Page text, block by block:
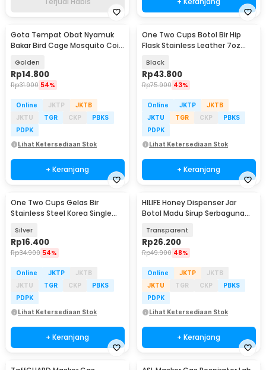
Gota Tempat Obat Nyamuk
Bakar Bird Cage Mosquito Coil
Golden
Rp14.800
Rp31.900 54%
Online JKTP
JKTB
JKTU
TGR CKP
PBKS
PDPK
Lihat Ketersediaan Stok
+ Keranjang
One Two Cups Botol Bir Hip
Flask Stainless Leather 7oz
Black
Rp43.800
Rp75.900 43%
Online JKTP
JKTB
JKTU
TGR CKP
PBKS
PDPK
Lihat Ketersediaan Stok
+ Keranjang
One Two Cups Gelas Bir
Stainless Steel Korea Single
Silver
Rp16.400
Rp34.900 54%
Online JKTP
JKTB
JKTU
TGR CKP
PBKS
PDPK
Lihat Ketersediaan Stok
+ Keranjang
HILIFE Honey Dispenser Jar
Botol Madu Sirup Serbaguna
Transparent
Rp26.200
Rp49.900 48%
Online JKTP
JKTB
JKTU
TGR CKP
PBKS
PDPK
Lihat Ketersediaan Stok
+ Keranjang